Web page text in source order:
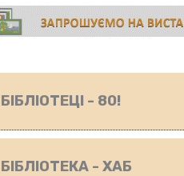
БІБЛІОТЕЦІ - 80!
БІБЛІОТЕКА - ХАБ